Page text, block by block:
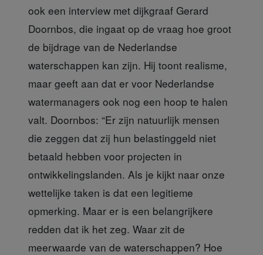
ook een interview met dijkgraaf Gerard
Doornbos, die ingaat op de vraag hoe groot
de bijdrage van de Nederlandse
waterschappen kan zijn. Hij toont realisme,
maar geeft aan dat er voor Nederlandse
watermanagers ook nog een hoop te halen
valt. Doornbos: “Er zijn natuurlijk mensen
die zeggen dat zij hun belastinggeld niet
betaald hebben voor projecten in
ontwikkelingslanden. Als je kijkt naar onze
wettelijke taken is dat een legitieme
opmerking. Maar er is een belangrijkere
redden dat ik het zeg. Waar zit de
meerwaarde van de waterschappen? Hoe